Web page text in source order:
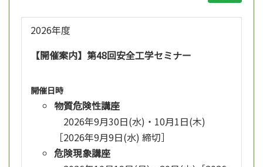
2026年度
【開催案内】第48回安全工学セミナー
開催日時
物質危険性講座
2026年9月30日(水)・10月1日(木)
［2026年9月9日(水) 締切］
危険現象講座